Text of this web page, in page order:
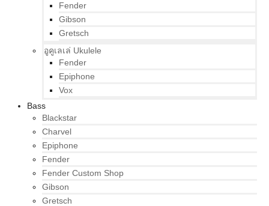
Fender
Gibson
Gretsch
อูคูเลเล่ Ukulele
Fender
Epiphone
Vox
Bass
Blackstar
Charvel
Epiphone
Fender
Fender Custom Shop
Gibson
Gretsch